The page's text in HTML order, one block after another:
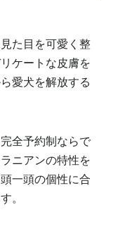
た目を可愛く整
ケートな皮膚を
愛犬を解放する
全予約制ならで
ニアンの特性を
一頭の個性に合
。